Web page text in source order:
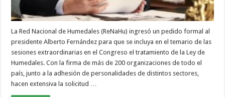
La Red Nacional de Humedales (ReNaHu) ingresó un pedido formal al
presidente Alberto Fernández para que se incluya en el temario de las
sesiones extraordinarias en el Congreso el tratamiento de la Ley de
Humedales. Con la firma de más de 200 organizaciones de todo el
país, junto a la adhesión de personalidades de distintos sectores,
hacen extensiva la solicitud …